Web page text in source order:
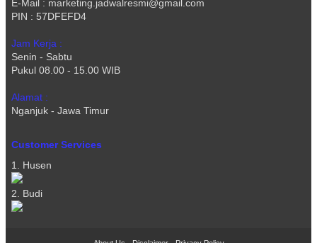
E-Mail : marketing.jadwalresmi@gmail.com
PIN : 57DFEFD4
Jam Kerja :
Senin - Sabtu
Pukul 08.00 - 15.00 WIB
Alamat :
Nganjuk - Jawa Timur
Customer Services
1. Husen
2. Budi